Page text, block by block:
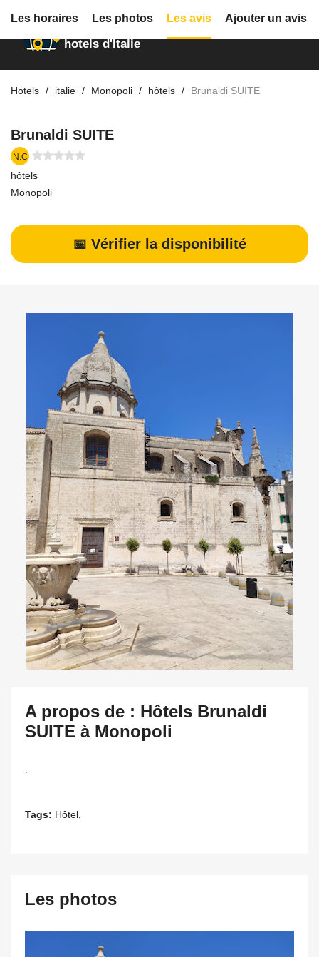
Annuaire des
hotels d'Italie
Hotels italie Monopoli hôtels Brunaldi SUITE
Brunaldi SUITE
N.C
hôtels
Monopoli
📅 Vérifier la disponibilité
Les horaires Les photos Les avis Ajouter un avis
A propos de : Hôtels Brunaldi
SUITE à Monopoli
Tags: Hôtel,
Les photos